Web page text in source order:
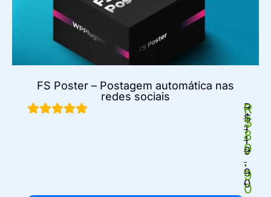
FS Poster – Postagem automática nas
redes sociais
R
$
1
1
9
.
9
0
R
$
8
9
.
9
0